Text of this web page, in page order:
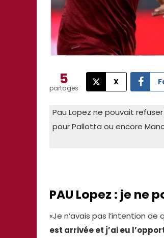
5
partages
X
Pau Lopez ne pouvait
pour Pallotta ou encore
PAU Lopez : je ne
«Je n’avais pas l’intention
est arrivée et j’ai eu